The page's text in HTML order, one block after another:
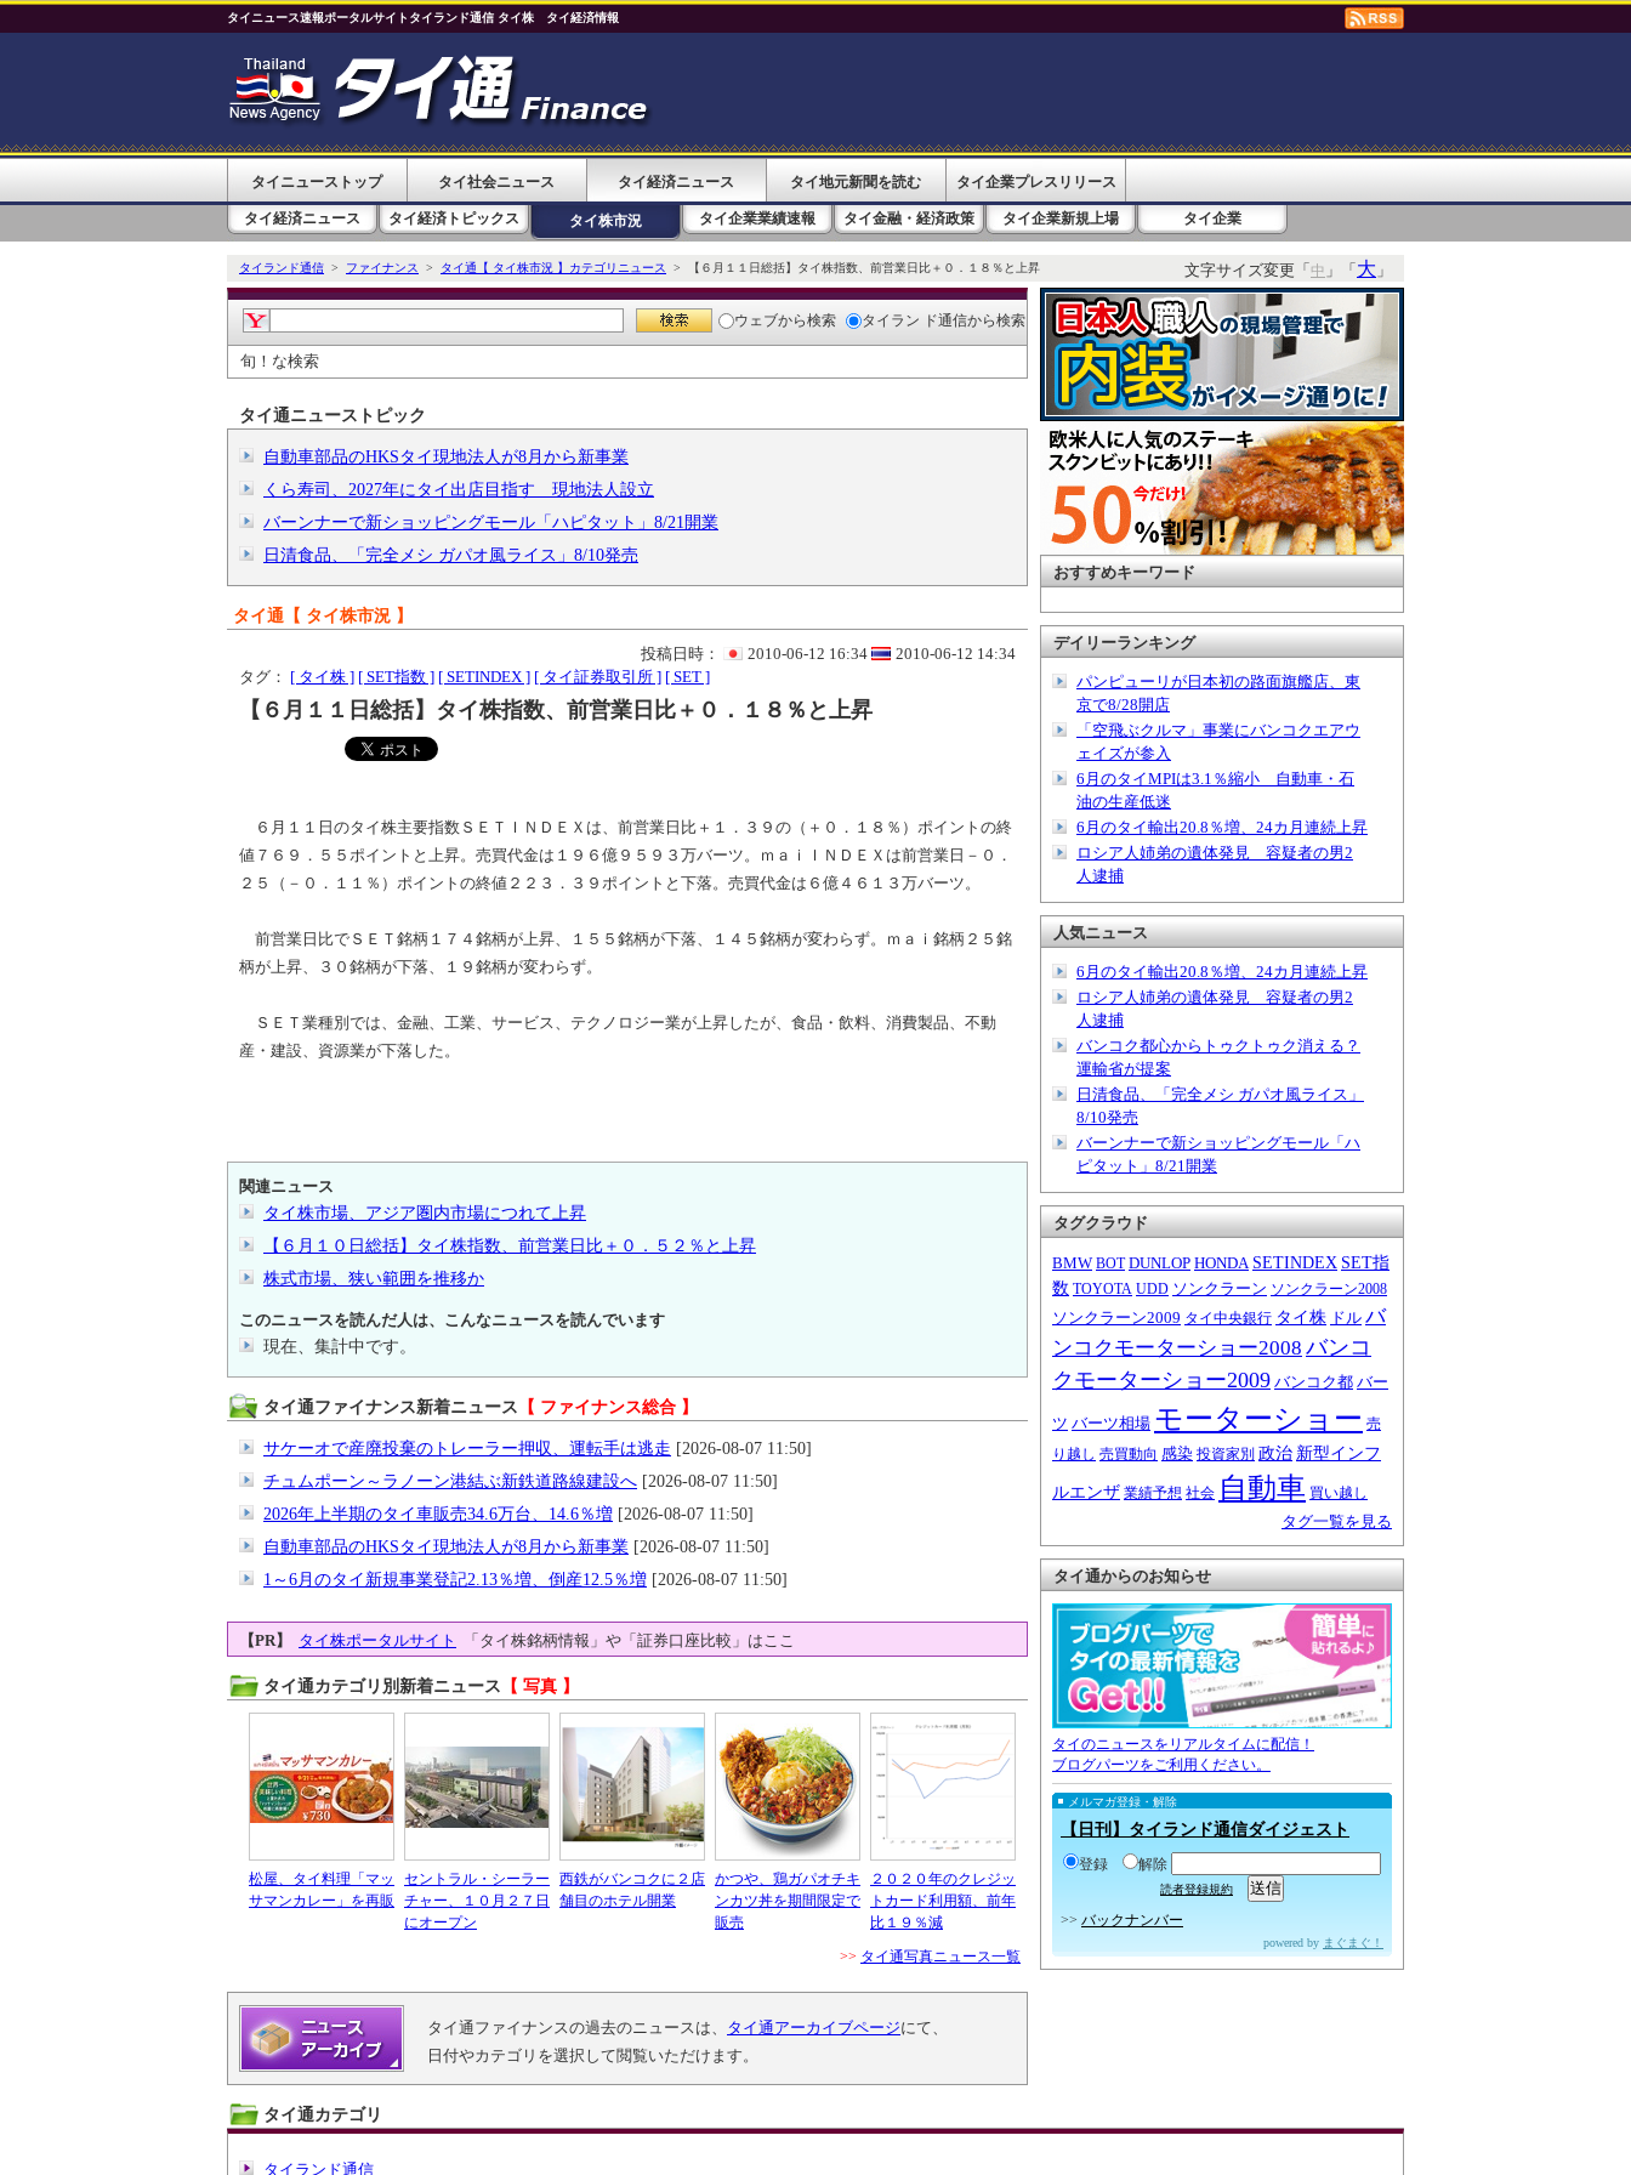
タイニュース速報ポータルサイトタイランド通信 タイ株 タイ経済情報
タイニューストップ タイ社会ニュース タイ経済ニュース タイ地元新聞を読む タイ企業プレスリリース
タイ経済ニュース タイ経済トピックス タイ株市況 タイ企業業績速報 タイ金融・経済政策 タイ企業新規上場 タイ企業
タイランド通信 > ファイナンス > タイ通【 タイ株市況 】カテゴリニュース > 【６月１１日総括】タイ株指数、前営業日比＋０．１８％と上昇 文字サイズ変更「中 」「大 」
ウェブから検索 タイラン ド通信から検索
旬！な検索
タイ通ニューストピック
自動車部品のHKSタイ現地法人が8月から新事業
くら寿司、2027年にタイ出店目指す 現地法人設立
バーンナーで新ショッピングモール「ハピタット」8/21開業
日清食品、「完全メシ ガパオ風ライス」8/10発売
タイ通【 タイ株市況 】
投稿日時： 2010-06-12 16:34
2010-06-12 14:34
タグ： [ タイ株 ] [ SET指数 ] [ SETINDEX ] [ タイ証券取引所 ] [ SET ]
【６月１１日総括】タイ株指数、前営業日比＋０．１８％と上昇
６月１１日のタイ株主要指数ＳＥＴＩＮＤＥＸは、前営業日比＋１．３９の（＋０．１８％）ポイントの終
値７６９．５５ポイントと上昇。売買代金は１９６億９５９３万バーツ。ｍａｉＩＮＤＥＸは前営業日－０．
２５（－０．１１％）ポイントの終値２２３．３９ポイントと下落。売買代金は６億４６１３万バーツ。
前営業日比でＳＥＴ銘柄１７４銘柄が上昇、１５５銘柄が下落、１４５銘柄が変わらず。ｍａｉ銘柄２５銘
柄が上昇、３０銘柄が下落、１９銘柄が変わらず。
ＳＥＴ業種別では、金融、工業、サービス、テクノロジー業が上昇したが、食品・飲料、消費製品、不動
産・建設、資源業が下落した。
関連ニュース
タイ株市場、アジア圏内市場につれて上昇
【６月１０日総括】タイ株指数、前営業日比＋０．５２％と上昇
株式市場、狭い範囲を推移か
このニュースを読んだ人は、こんなニュースを読んでいます
現在、集計中です。
タイ通ファイナンス新着ニュース 【 ファイナンス総合 】
サケーオで産廃投棄のトレーラー押収、運転手は逃走 [2026-08-07 11:50]
チュムポーン～ラノーン港結ぶ新鉄道路線建設へ [2026-08-07 11:50]
2026年上半期のタイ車販売34.6万台、14.6％増 [2026-08-07 11:50]
自動車部品のHKSタイ現地法人が8月から新事業 [2026-08-07 11:50]
1～6月のタイ新規事業登記2.13％増、倒産12.5％増 [2026-08-07 11:50]
【PR】 タイ株ポータルサイト 「タイ株銘柄情報」や「証券口座比較」はここ
タイ通カテゴリ別新着ニュース 【 写真 】
松屋、タイ料理「マッ
サマンカレー」を再販
セントラル・シーラー
チャー、１０月２７日
にオープン
西鉄がバンコクに２店
舗目のホテル開業
かつや、鶏ガパオチキ
ンカツ丼を期間限定で
販売
２０２０年のクレジッ
トカード利用額、前年
比１９％減
>> タイ通写真ニュース一覧
タイ通ファイナンスの過去のニュースは、 タイ通アーカイブページにて、
日付やカテゴリを選択して閲覧いただけます。
おすすめキーワード
デイリーランキング
パンピューリが日本初の路面旗艦店、東
京で8/28開店
「空飛ぶクルマ」事業にバンコクエアウ
ェイズが参入
6月のタイMPIは3.1％縮小 自動車・石
油の生産低迷
6月のタイ輸出20.8％増、24カ月連続上昇
ロシア人姉弟の遺体発見 容疑者の男2
人逮捕
人気ニュース
6月のタイ輸出20.8％増、24カ月連続上昇
ロシア人姉弟の遺体発見 容疑者の男2
人逮捕
バンコク都心からトゥクトゥク消える？
運輸省が提案
日清食品、「完全メシ ガパオ風ライス」
8/10発売
バーンナーで新ショッピングモール「ハ
ピタット」8/21開業
タグクラウド
BMW BOT DUNLOP HONDA SETINDEX SET指
数 TOYOTA UDD ソンクラーン ソンクラーン2008
ソンクラーン2009 タイ中央銀行 タイ株 ドル バ
ンコクモーターショー2008 バンコ
クモーターショー2009 バンコク都 バー
ツ バーツ相場 モーターショー 売
り越し 売買動向 感染 投資家別 政治 新型インフ
ルエンザ 業績予想 社会 自動車 買い越し
タグ一覧を見る
タイ通からのお知らせ
タイのニュースをリアルタイムに配信！
ブログパーツをご利用ください。
メルマガ登録・解除
【日刊】タイランド通信ダイジェスト
登録 解除
読者登録規約
>> バックナンバー
powered by まぐまぐ！
タイ通カテゴリ
タイランド通信